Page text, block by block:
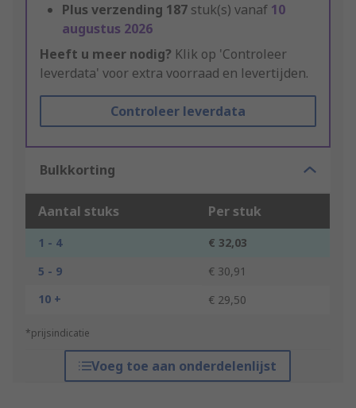
Plus verzending 187 stuk(s) vanaf 10
augustus 2026
Heeft u meer nodig? Klik op 'Controleer
leverdata' voor extra voorraad en levertijden.
Controleer leverdata
Bulkkorting
Aantal stuks Per stuk
1 - 4
€ 32,03
5 - 9
€ 30,91
10 +
€ 29,50
*prijsindicatie
Voeg toe aan onderdelenlijst